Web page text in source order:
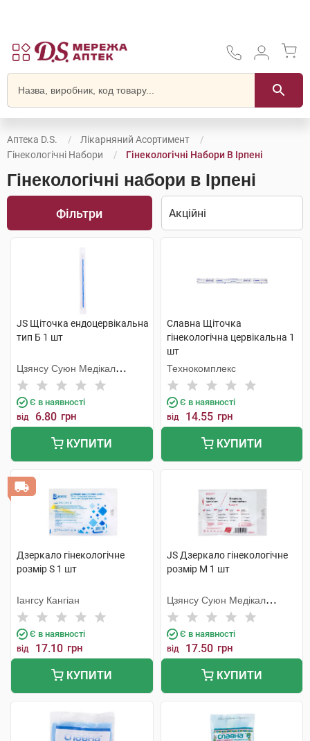
Аптека D.S.
Лікарняний Асортимент
Гінекологічні Набори
Гінекологічні Набори В Ірпені
Гінекологічні набори в Ірпені
Фільтри
JS Щіточка ендоцервікальна
тип Б 1 шт
Цзянсу Суюн Медікал
Метіріалс
Є в наявності
від 6.80 грн
КУПИТИ
Славна Щіточка
гінекологічна цервікальна 1
шт
Технокомплекс
Є в наявності
від 14.55 грн
КУПИТИ
Дзеркало гінекологічне
розмір S 1 шт
Іангсу Кангіан
Є в наявності
від 17.10 грн
КУПИТИ
JS Дзеркало гінекологічне
розмір M 1 шт
Цзянсу Суюн Медікал
Метіріалс
Є в наявності
від 17.50 грн
КУПИТИ